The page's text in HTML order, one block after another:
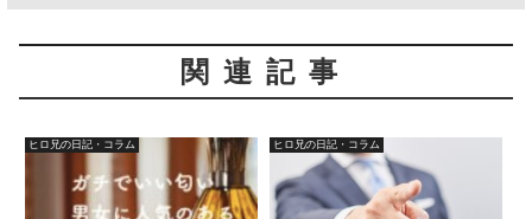
関連記事
ヒロ兄の日記・コラム ヒロ兄の日記・コラム